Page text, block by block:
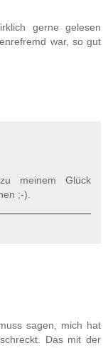
gerne gelesen
war, so gut
meinem Glück
;-).
sagen, mich hat
Das mit der